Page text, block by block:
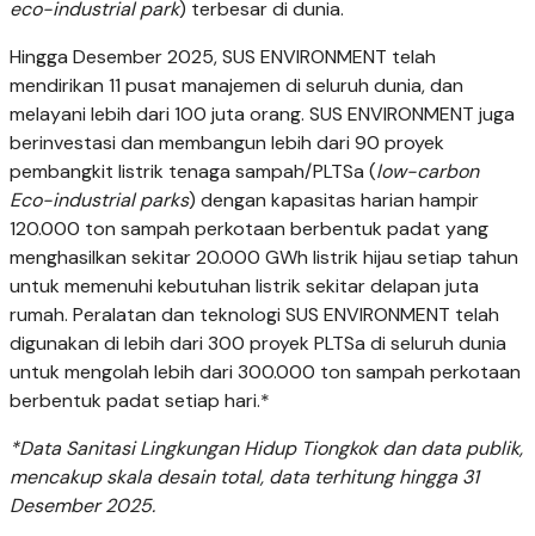
eco-industrial park) terbesar di dunia.
Hingga Desember 2025, SUS ENVIRONMENT telah
mendirikan 11 pusat manajemen di seluruh dunia, dan
melayani lebih dari 100 juta orang. SUS ENVIRONMENT juga
berinvestasi dan membangun lebih dari 90 proyek
pembangkit listrik tenaga sampah/PLTSa (low-carbon
Eco-industrial parks) dengan kapasitas harian hampir
120.000 ton sampah perkotaan berbentuk padat yang
menghasilkan sekitar 20.000 GWh listrik hijau setiap tahun
untuk memenuhi kebutuhan listrik sekitar delapan juta
rumah. Peralatan dan teknologi SUS ENVIRONMENT telah
digunakan di lebih dari 300 proyek PLTSa di seluruh dunia
untuk mengolah lebih dari 300.000 ton sampah perkotaan
berbentuk padat setiap hari.*
*Data Sanitasi Lingkungan Hidup Tiongkok dan data publik,
mencakup skala desain total, data terhitung hingga 31
Desember 2025.